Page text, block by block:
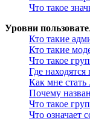
Что такое
Уровни
Кто такие
Кто такие
Что такое
Где
Как мне
Почему
Что такое
Что означает